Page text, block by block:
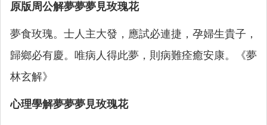
原版周公解夢夢夢見玫瑰花
夢食玫瑰。士人主大發，應試必連捷，孕婦生貴子，
歸鄉必有慶。唯病人得此夢，則病難痊癒安康。《夢
林玄解》
心理學解夢夢夢見玫瑰花